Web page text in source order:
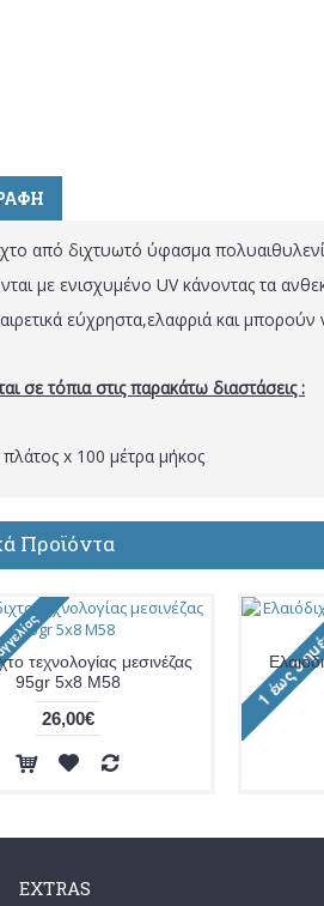
από διχτυωτό ύφασμα
με ενισχυμένο UV κάνοντας τα
εύχρηστα,ελαφριά και
σε τόπια στις παρακάτω διαστάσεις :
πλάτος x 100 μέτρα μήκος
Προϊόντα
τεχνολογίας μεσινέζας
95gr 5x8 M58
26,00€
EXTRAS